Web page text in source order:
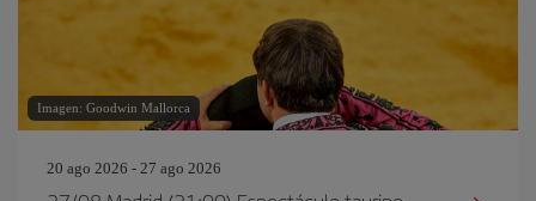
Imagen: Goodwin Mallorca
20 ago 2026 - 27 ago 2026